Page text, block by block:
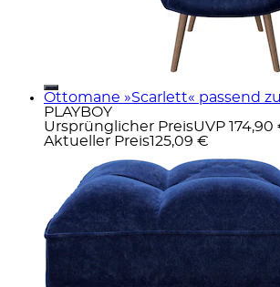
Ottomane »Scarlett« passend
PLAYBOY
Ursprünglicher PreisUVP 174,90
Aktueller Preis125,09 €